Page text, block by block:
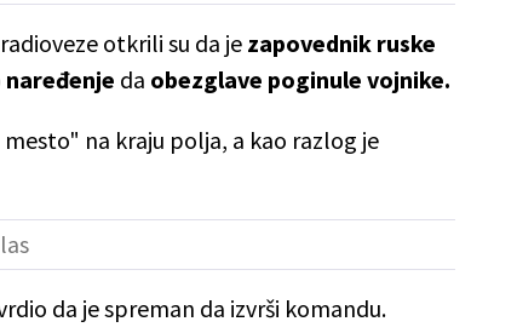
otkrili su da je zapovednik ruske
da obezglave poginule vojnike.
na kraju polja, a kao razlog je
da je spreman da izvrši komandu.